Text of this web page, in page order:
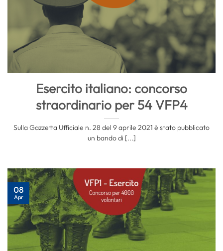
Esercito italiano: concorso
straordinario per 54 VFP4
Sulla Gazzetta Ufficiale n. 28 del 9 aprile 2021 è stato pubblicato
un bando di [...]
08
Apr